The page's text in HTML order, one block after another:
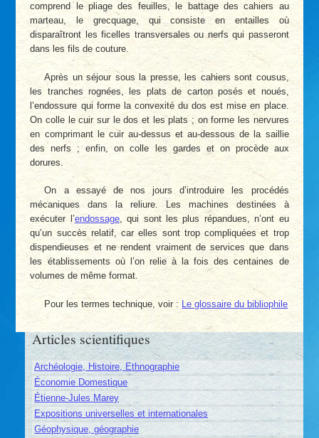
comprend le pliage des feuilles, le battage des cahiers au
marteau, le grecquage, qui consiste en entailles où
disparaîtront les ficelles transversales ou nerfs qui passeront
dans les fils de couture.
Après un séjour sous la presse, les cahiers sont cousus,
les tranches rognées, les plats de carton posés et noués,
l’endossure qui forme la convexité du dos est mise en place.
On colle le cuir sur le dos et les plats ; on forme les nervures
en comprimant le cuir au-dessus et au-dessous de la saillie
des nerfs ; enfin, on colle les gardes et on procède aux
dorures.
On a essayé de nos jours d’introduire les procédés
mécaniques dans la reliure. Les machines destinées à
exécuter l’endossage, qui sont les plus répandues, n’ont eu
qu’un succès relatif, car elles sont trop compliquées et trop
dispendieuses et ne rendent vraiment de services que dans
les établissements où l’on relie à la fois des centaines de
volumes de même format.
Pour les termes technique, voir : Le glossaire du bibliophile
Articles scientifiques
Archéologie, Histoire, Ethnographie
Économie Domestique
Étienne-Jules Marey
Expositions universelles et internationales
Géophysique, géographie